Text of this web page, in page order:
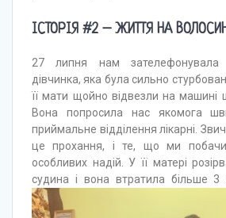
ІСТОРІЯ #2 – ЖИТТЯ НА
27 липня нам зателефонувала
дівчинка, яка була сильно
її мати щойно відвезли на машині
Вона попросила нас якомога
приймальне відділення лікарні.
це прохання, і те, що ми
особливих надій. У її матері
судина і вона втратила більше 3